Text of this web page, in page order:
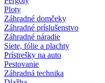
Ploty
Záhradné domčeky
Záhradné príslušenstvo
Záhradné náradie
Siete, fólie a plachty
Prístrešky na auto
Pestovanie
Záhradná technika